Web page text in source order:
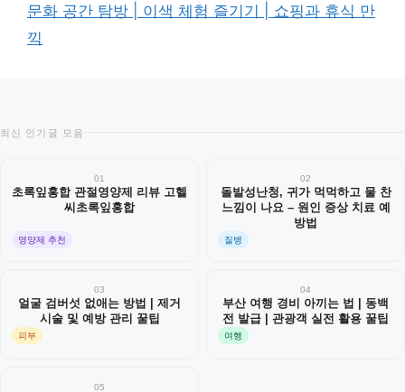
문화 공간 탐방 | 이색 체험 즐기기 | 쇼핑과 휴식 만
끽
최신 인기글 모음
01
초록잎홍합 관절영양제 리뷰 고헬
씨초록잎홍합
영양제 추천
02
돌발성난청, 귀가 먹먹하고 물 찬
느낌이 나요 – 원인 증상 치료 예
방법
질병
03
얼굴 검버섯 없애는 방법 | 제거
시술 및 예방 관리 꿀팁
피부
04
부산 여행 경비 아끼는 법 | 동백
전 발급 | 관광객 실전 활용 꿀팁
여행
05